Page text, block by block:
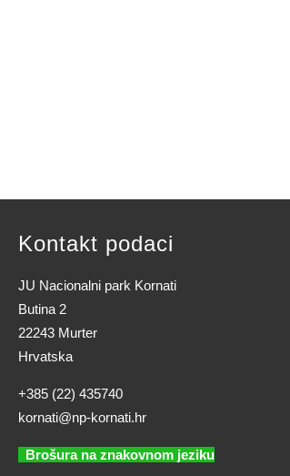
Kontakt podaci
JU Nacionalni park Kornati
Butina 2
22243 Murter
Hrvatska
+385 (22) 435740
kornati@np-kornati.hr
Brošura na znakovnom jeziku